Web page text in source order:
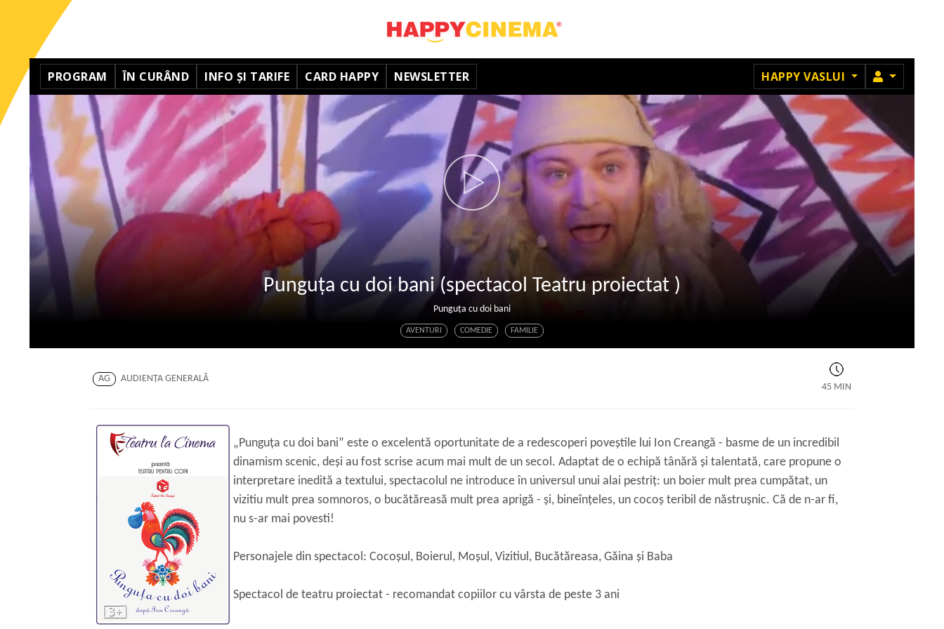
PROGRAM ÎN CURÂND INFO ȘI TARIFE CARD HAPPY NEWSLETTER HAPPY VASLUI MEMBRU
Punguța cu doi bani (spectacol Teatru proiectat )
Punguța cu doi bani
AVENTURI COMEDIE FAMILIE
AG
AUDIENŢA GENERALĂ
45 MIN
„Punguța cu doi bani” este o excelentă oportunitate de a redescoperi poveştile lui Ion Creangă - basme de un incredibil
dinamism scenic, deşi au fost scrise acum mai mult de un secol. Adaptat de o echipă tânără și talentată, care propune o
interpretare inedită a textului, spectacolul ne introduce în universul unui alai pestriț: un boier mult prea cumpătat, un
vizitiu mult prea somnoros, o bucătăreasă mult prea aprigă - și, bineînțeles, un cocoș teribil de năstrușnic. Că de n-ar fi,
nu s-ar mai povesti!
Personajele din spectacol: Cocoșul, Boierul, Moșul, Vizitiul, Bucătăreasa, Găina și Baba
Spectacol de teatru proiectat - recomandat copiilor cu vârsta de peste 3 ani